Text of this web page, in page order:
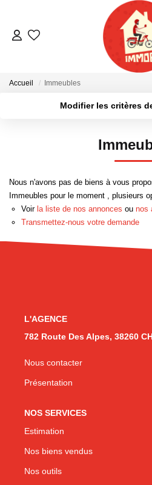
Qui
Notre
Accueil Immeubles
Modifier les critères
Plus de critères
Nous n'avons pas de biens à vous
Immeubles pour le moment , plusieurs
Voir la liste de nos annonces ou nos
Transmettez-nous votre demande
L'AGENCE
782 Route Des Alpes, 38260
Nous contacter
Présentation
NOS SERVICES
Estimation
Nos biens vendus
Nos outils